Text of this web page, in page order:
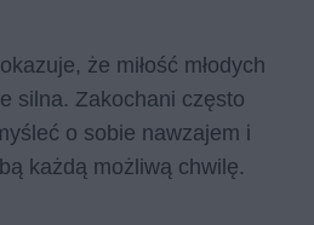
że miłość młodych
silna. Zakochani często
o sobie nawzajem i
każdą możliwą chwilę.